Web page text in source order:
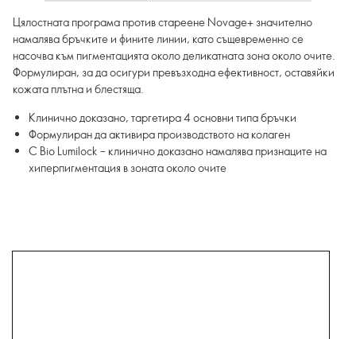
Цялостната програма против стареене Novage+ значително
намалява бръчките и фините линии, като същевременно се
насочва към пигментацията около деликатната зона около очите.
Формулиран, за да осигури превъзходна ефективност, оставяйки
кожата плътна и блестяща.
Клинично доказано, таргетира 4 основни типа бръчки
Формулиран да активира производството на колаген
С Bio Lumilock – клинично доказано намалява признаците на
хиперпигментация в зоната около очите